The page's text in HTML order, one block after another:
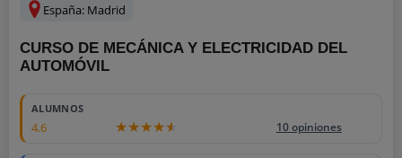
España: Madrid
CURSO DE MECÁNICA Y ELECTRICIDAD DEL
AUTOMÓVIL
2195
ALUMNOS
4.6 10 opiniones